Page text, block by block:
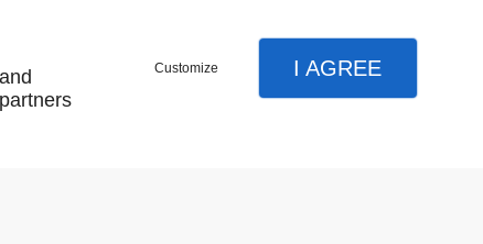
Customize I AGREE